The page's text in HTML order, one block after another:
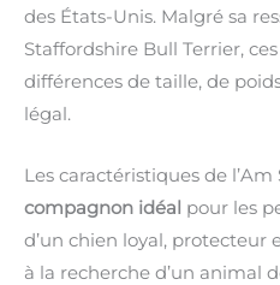
des États-Unis. Malgré sa
Staffordshire Bull Terrier,
différences de taille, de
légal.
Les caractéristiques de
compagnon idéal pour les
d’un chien loyal, protecteur
à la recherche d’un animal